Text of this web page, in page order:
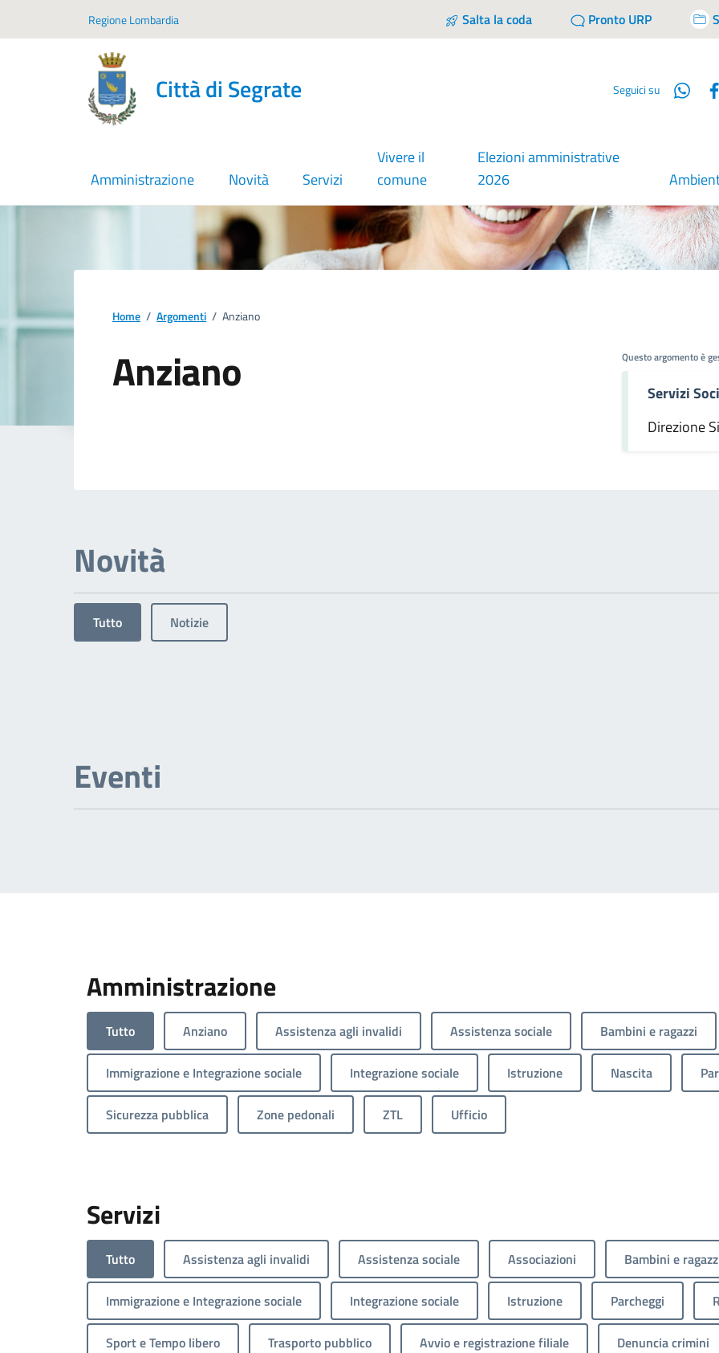
Regione Lombardia Salta la coda Pronto URP
Città di Segrate Seguici su
Amministrazione Novità Servizi
Vivere il
comune
Elezioni amministrative
2026
Home / Argomenti / Anziano
Anziano Questo argomento è
Servizi
Direzione
Novità
Tutto Notizie
Eventi
Amministrazione
Tutto Anziano Assistenza agli invalidi Assistenza sociale Bambini e ragazzi
Immigrazione e Integrazione sociale Integrazione sociale Istruzione Nascita
Sicurezza pubblica Zone pedonali ZTL Ufficio
Servizi
Tutto Assistenza agli invalidi Assistenza sociale Associazioni Bambini e
Immigrazione e Integrazione sociale Integrazione sociale Istruzione Parcheggi
Sport e Tempo libero Trasporto pubblico Avvio e registrazione filiale Denuncia crimini